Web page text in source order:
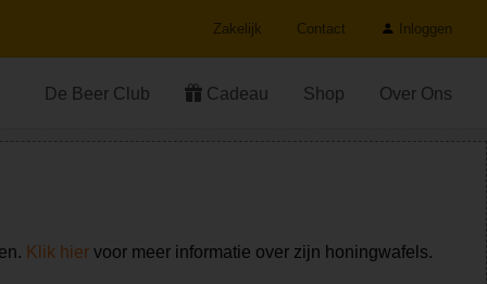
Zakelijk Contact Inloggen
De Beer Club Cadeau Shop Over Ons
Klik hier voor meer informatie over zijn honingwafels.